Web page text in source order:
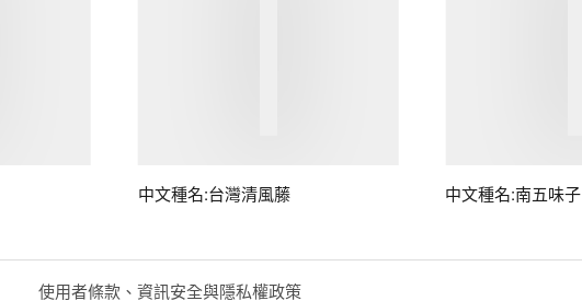
中文種名:台灣清風藤 中文種名:南五味子
使用者條款、資訊安全與隱私權政策